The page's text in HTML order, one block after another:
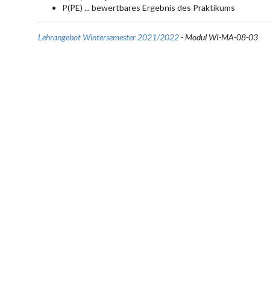
P(PE) ... bewertbares Ergebnis des Praktikums
Lehrangebot Wintersemester 2021/2022- Modul WI-MA-08-03